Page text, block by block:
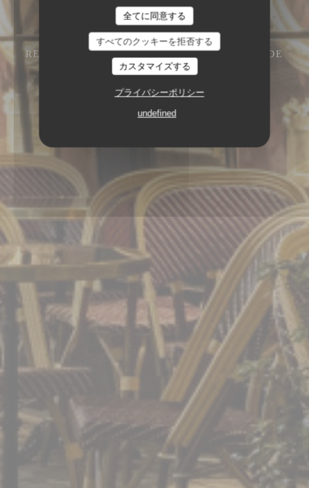
全てに同意する
すべてのクッキーを拒否する
カスタマイズする
プライバシーポリシー
undefined
RESTAURANT – CAFÉ – GLACIER
13 RUE DE
L'ANCIENNE COMÉDIE 75006 PARIS